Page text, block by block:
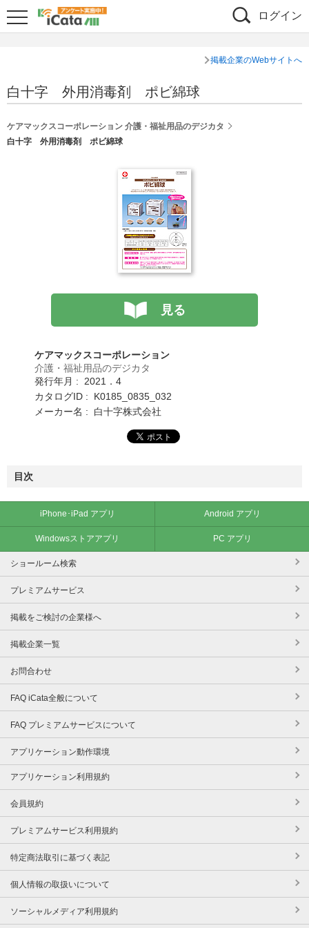
ログイン
掲載企業のWebサイトへ
白十字 外用消毒剤 ポビ綿球
ケアマックスコーポレーション 介護・福祉用品のデジカタ
白十字 外用消毒剤 ポビ綿球
見る
ケアマックスコーポレーション
介護・福祉用品のデジカタ
発行年月 : 2021．4
カタログID : K0185_0835_032
メーカー名 : 白十字株式会社
目次
iPhone･iPad アプリ Android アプリ
Windowsストアアプリ PC アプリ
ショールーム検索
プレミアムサービス
掲載をご検討の企業様へ
掲載企業一覧
お問合わせ
FAQ iCata全般について
FAQ プレミアムサービスについて
アプリケーション動作環境
アプリケーション利用規約
会員規約
プレミアムサービス利用規約
特定商法取引に基づく表記
個人情報の取扱いについて
ソーシャルメディア利用規約